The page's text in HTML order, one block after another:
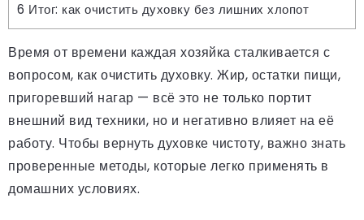
6 Итог: как очистить духовку без лишних хлопот
Время от времени каждая хозяйка сталкивается с
вопросом, как очистить духовку. Жир, остатки пищи,
пригоревший нагар — всё это не только портит
внешний вид техники, но и негативно влияет на её
работу. Чтобы вернуть духовке чистоту, важно знать
проверенные методы, которые легко применять в
домашних условиях.